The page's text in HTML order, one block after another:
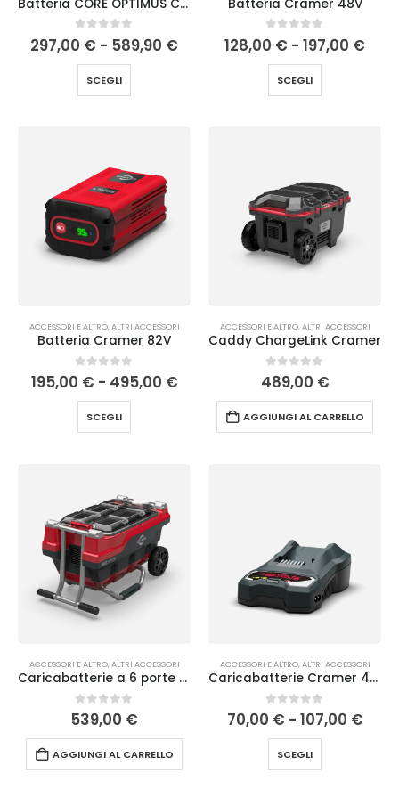
Batteria CORE OPTIMUS Cramer
0 Su 5
297,00 € - 589,90 €
SCEGLI
Batteria Cramer 48V
0 Su 5
128,00 € - 197,00 €
SCEGLI
ACCESSORI E ALTRO,ALTRI ACCESSORI
Batteria Cramer 82V
0 Su 5
195,00 € - 495,00 €
SCEGLI
ACCESSORI E ALTRO,ALTRI ACCESSORI
Caddy ChargeLink Cramer
0Su 5
489,00 €
AGGIUNGI AL CARRELLO
ACCESSORI E ALTRO,ALTRI ACCESSORI
Caricabatterie a 6 porte 82C6 Cramer
0Su 5
539,00 €
AGGIUNGI AL CARRELLO
ACCESSORI E ALTRO,ALTRI ACCESSORI
Caricabatterie Cramer 48V
0 Su 5
70,00 € - 107,00 €
SCEGLI